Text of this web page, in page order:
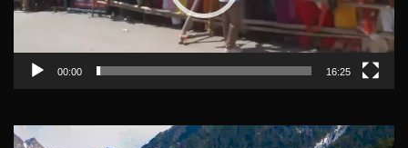
00:00 16:25
Video